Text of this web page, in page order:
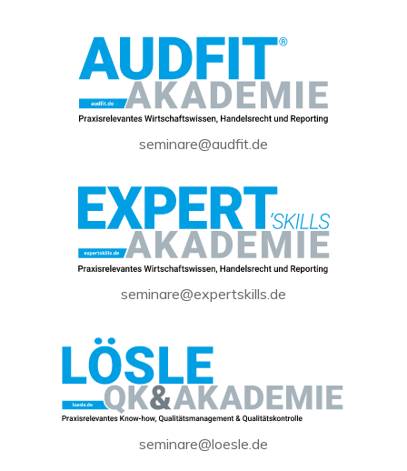
seminare@audfit.de
seminare@expertskills.de
seminare@loesle.de